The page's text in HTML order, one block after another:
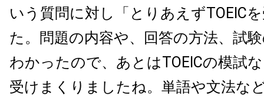
いう質問に対し「とりあえずTOEIC
た。問題の内容や、回答の方法、試
わかったので、あとはTOEICの模試
受けまくりましたね。単語や文法な